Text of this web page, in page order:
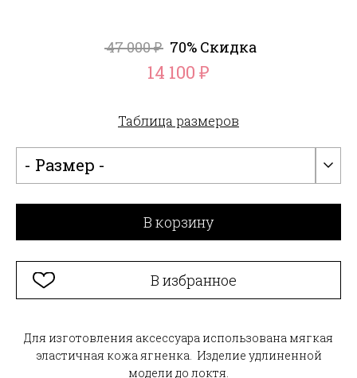
47 000₽ 70% Скидка
14 100 ₽
Таблица размеров
- Размер -
В корзину
В избранное
Для изготовления аксессуара использована мягкая
эластичная кожа ягненка. Изделие удлиненной
модели до локтя.